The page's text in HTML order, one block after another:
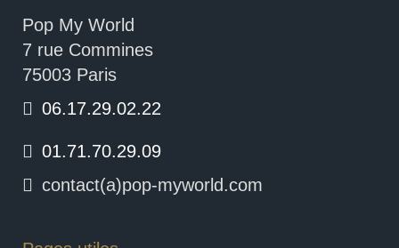
Pop My World
7 rue Commines
75003 Paris
06.17.29.02.22
01.71.70.29.09
contact(a)pop-myworld.com